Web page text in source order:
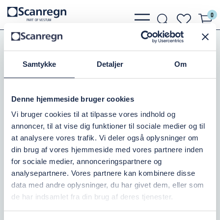
Samtykke Detaljer Om
Denne hjemmeside bruger cookies
Vi bruger cookies til at tilpasse vores indhold og
annoncer, til at vise dig funktioner til sociale medier og til
at analysere vores trafik. Vi deler også oplysninger om
din brug af vores hjemmeside med vores partnere inden
for sociale medier, annonceringspartnere og
analysepartnere. Vores partnere kan kombinere disse
data med andre oplysninger, du har givet dem, eller som
de har indsamlet fra din brug af deres tjenester.
PARTOF VESTUM
bars
light
search
light
heart 0
Slanger, Spændebånd Suge og Trykslanger
AMERICA FLEX SUGESL. 5"
Varenr.:505158127
Kontakt os
0,00 DKK inkl. moms
Læg i kurv